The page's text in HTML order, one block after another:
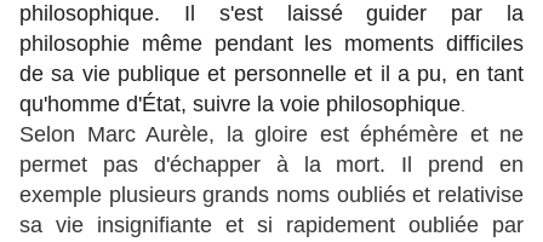
philosophique. Il s'est laissé guider par la
philosophie même pendant les moments difficiles
de sa vie publique et personnelleet il a pu, en tant
qu'homme d'État, suivre la voie philosophique
Selon Marc Aurèle, la gloire est éphémère et ne
permet pas d'échapper à la mort. Il prend en
exemple plusieurs grands noms oubliés et relativise
sa vie insignifiante et si rapidement oubliée par